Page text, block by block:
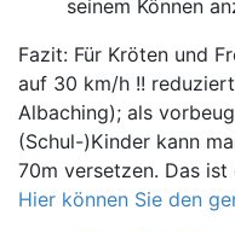
seinem Können
Fazit: Für Kröten und
auf 30 km/h !!
Albaching); als
(Schul-)Kinder kann
70m versetzen. Das ist
Hier können Sie den